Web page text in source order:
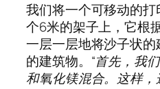
我们将一个可移动的
个6米的架子上，它根
一层一层地将沙子状
的建筑物。 “首先，我
和氧化镁混合。这样